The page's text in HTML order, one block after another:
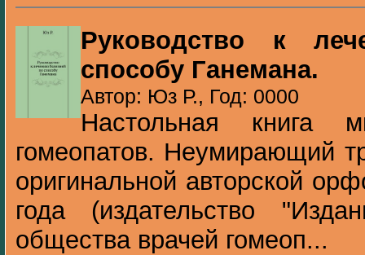
Руководство к
способу Ганемана.
Автор: Юз Р., Год: 0000
Настольная книга
гомеопатов. Неумирающий
оригинальной авторской
года (издательство
общества врачей гомеоп...